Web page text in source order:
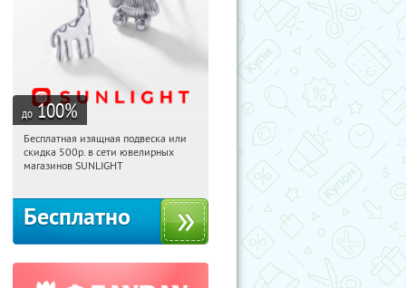
до 100%
10:04:56 Получили:
Россия
Бесплатная изящная подвеска или
скидка 500р. в сети ювелирных
магазинов SUNLIGHT
Бесплатно